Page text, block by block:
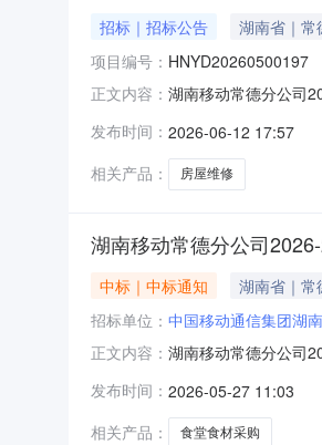
招标｜招标公告 湖南省｜常
项目编号： HNYD20260500197
正文内容： 湖南移动常德分公司
发布时间： 2026-06-12 17:57
相关产品：
房屋维修
湖南移动常德分公司
中标｜中标通知 湖南省｜常
招标单位： 中国移动通信集团湖
正文内容： 湖南移动常德分公司
发布时间： 2026-05-27 11:03
相关产品：
食堂食材采购